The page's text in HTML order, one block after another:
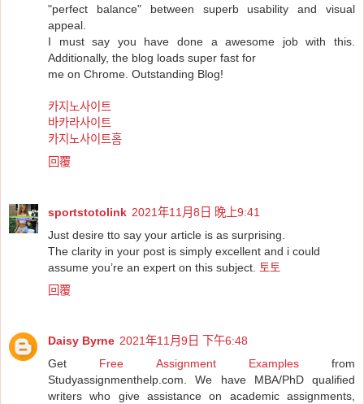
"perfect balance" between superb usability and visual
appeal.
I must say you have done a awesome job with this.
Additionally, the blog loads super fast for
me on Chrome. Outstanding Blog!
카지노사이트
바카라사이트
카지노사이트홈
回覆
sportstotolink 2021年11月8日 晚上9:41
Just desire tto say your article is as surprising.
The clarity in your post is simply excellent and i could
assume you’re an expert on this subject.
토토
回覆
Daisy Byrne 2021年11月9日 下午6:48
Get Free Assignment Examplesfrom
Studyassignmenthelp.com. We have MBA/PhD qualified
writers who give assistance on academic assignments,